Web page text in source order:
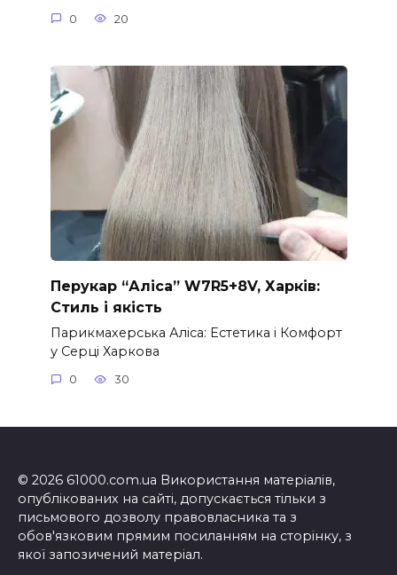
0 20
Перукар “Аліса” W7R5+8V, Харків:
Стиль і якість
Парикмахерська Аліса: Естетика і Комфорт
у Серці Харкова
0 30
© 2026 61000.com.ua Використання матеріалів,
опублікованих на сайті, допускається тільки з
письмового дозволу правовласника та з
обов'язковим прямим посиланням на сторінку, з
якої запозичений матеріал.